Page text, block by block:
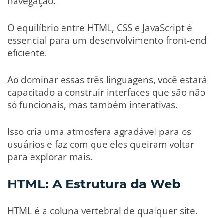
O equilíbrio entre HTML, CSS e JavaScript é
essencial para um desenvolvimento front-end
eficiente.
Ao dominar essas três linguagens, você estará
capacitado a construir interfaces que são não
só funcionais, mas também interativas.
Isso cria uma atmosfera agradável para os
usuários e faz com que eles queiram voltar
para explorar mais.
HTML: A Estrutura da Web
HTML é a coluna vertebral de qualquer site.